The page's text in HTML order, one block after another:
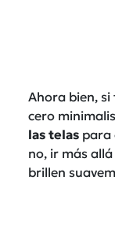
Ahora bien, si
cero
las telas para
no, ir más
brillen